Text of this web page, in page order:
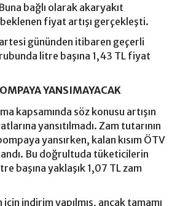
bağlı olarak akaryakıt
fiyat artışı gerçekleşti.
gününden itibaren geçerli
litre başına 1,43 TL fiyat
YANSIMAYACAK
kapsamında söz konusu artışın
yansıtılmadı. Zam tutarının
yansırken, kalan kısım ÖTV
Bu doğrultuda tüketicilerin
başına yaklaşık 1,07 TL zam
indirim yapılmış, ancak tamamı